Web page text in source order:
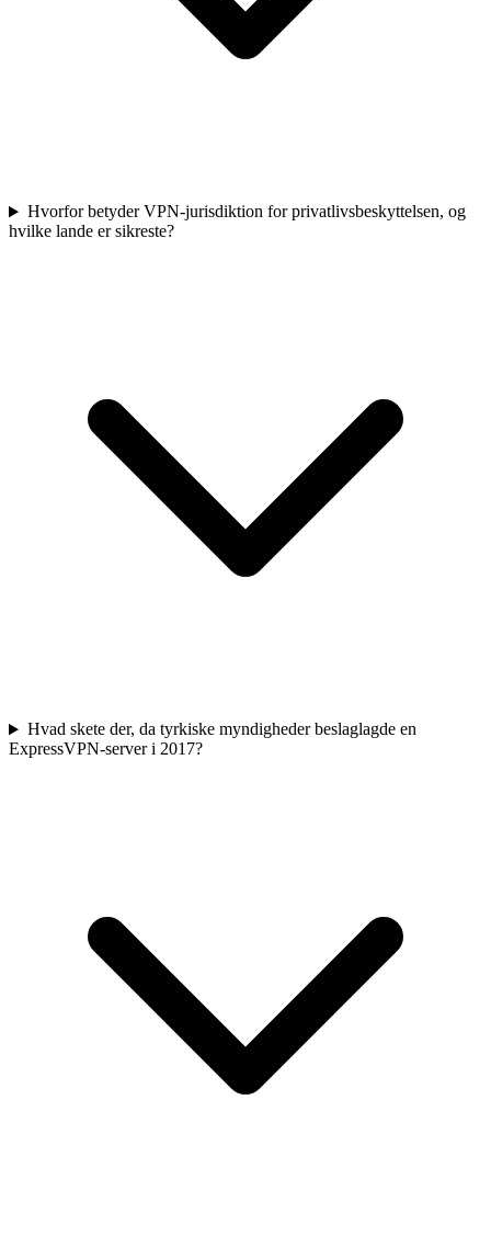
Hvorfor betyder VPN-jurisdiktion for privatlivsbeskyttelsen, og
hvilke lande er sikreste?
Hvad skete der, da tyrkiske myndigheder beslaglagde en
ExpressVPN-server i 2017?